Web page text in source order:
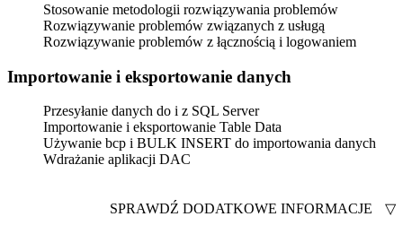
Stosowanie metodologii rozwiązywania problemów
Rozwiązywanie problemów związanych z usługą
Rozwiązywanie problemów z łącznością i logowaniem
Importowanie i eksportowanie danych
Przesyłanie danych do i z SQL Server
Importowanie i eksportowanie Table Data
Używanie bcp i BULK INSERT do importowania danych
Wdrażanie aplikacji DAC
SPRAWDŹ DODATKOWE INFORMACJE ▽